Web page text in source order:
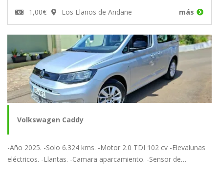
1,00€ Los Llanos de Aridane más
Volkswagen Caddy
-Año 2025. -Solo 6.324 kms. -Motor 2.0 TDI 102 cv -Elevalunas
eléctricos. -Llantas. -Camara aparcamiento. -Sensor de…